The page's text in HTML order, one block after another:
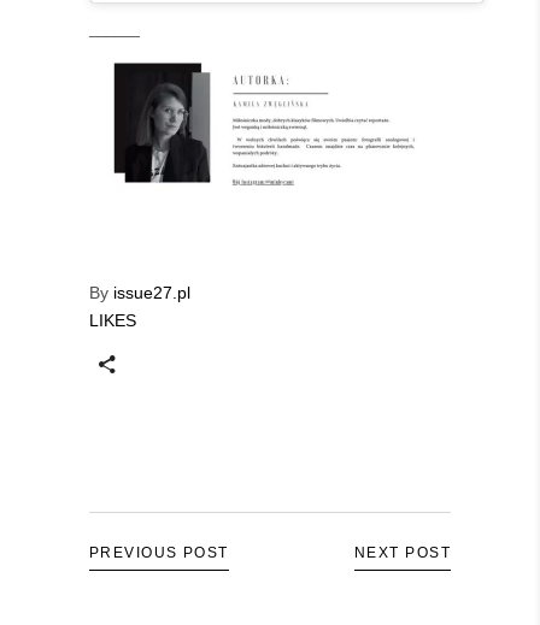
By issue27.pl
LIKES
PREVIOUS POST NEXT POST